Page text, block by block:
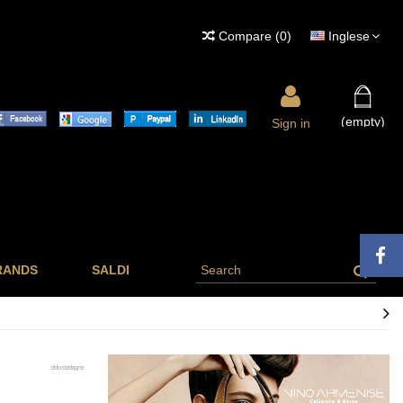
Inglese
Compare (0)
(empty)
Sign in
SALDI